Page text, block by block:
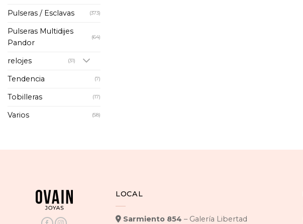
Pulseras / Esclavas (373)
Pulseras Multidijes
Pandor
(64)
relojes (31)
Tendencia (7)
Tobilleras (17)
Varios (58)
LOCAL
Sarmiento 854 – Galería Libertad